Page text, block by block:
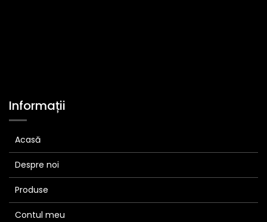
Informații
Acasă
Despre noi
Produse
Contul meu